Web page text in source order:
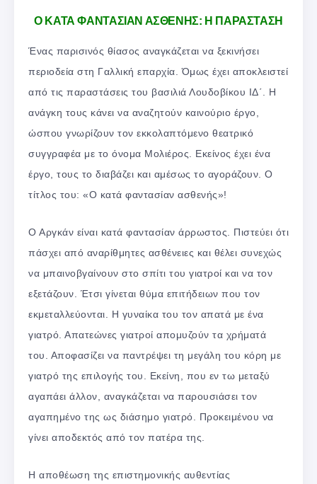
Ο ΚΑΤΑ ΦΑΝΤΑΣΙΑΝ ΑΣΘΕΝΗΣ: Η ΠΑΡΑΣΤΑΣΗ
Ένας παρισινός θίασος αναγκάζεται να ξεκινήσει
περιοδεία στη Γαλλική επαρχία. Όμως έχει αποκλειστεί
από τις παραστάσεις του βασιλιά Λουδοβίκου ΙΔ΄. Η
ανάγκη τους κάνει να αναζητούν καινούριο έργο,
ώσπου γνωρίζουν τον εκκολαπτόμενο θεατρικό
συγγραφέα με το όνομα Μολιέρος. Εκείνος έχει ένα
έργο, τους το διαβάζει και αμέσως το αγοράζουν. Ο
τίτλος του: «Ο κατά φαντασίαν ασθενής»!
Ο Αργκάν είναι κατά φαντασίαν άρρωστος. Πιστεύει ότι
πάσχει από αναρίθμητες ασθένειες και θέλει συνεχώς
να μπαινοβγαίνουν στο σπίτι του γιατροί και να τον
εξετάζουν. Έτσι γίνεται θύμα επιτήδειων που τον
εκμεταλλεύονται. Η γυναίκα του τον απατά με ένα
γιατρό. Απατεώνες γιατροί απομυζούν τα χρήματά
του. Αποφασίζει να παντρέψει τη μεγάλη του κόρη με
γιατρό της επιλογής του. Εκείνη, που εν τω μεταξύ
αγαπάει άλλον, αναγκάζεται να παρουσιάσει τον
αγαπημένο της ως διάσημο γιατρό. Προκειμένου να
γίνει αποδεκτός από τον πατέρα της.
Η αποθέωση της επιστημονικής αυθεντίας